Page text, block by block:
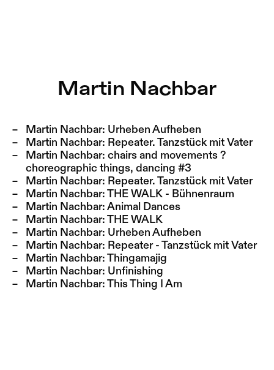
Jump to Current
Jobs
2025/26
Martin Nachbar
Martin Nachbar: Urheben Aufheben
Martin Nachbar: Repeater. Tanzstück mit Vater
Martin Nachbar: chairs and movements ?
choreographic things, dancing #3
Martin Nachbar: Repeater. Tanzstück mit Vater
Martin Nachbar: THE WALK - Bühnenraum
Martin Nachbar: Animal Dances
Martin Nachbar: THE WALK
Martin Nachbar: Urheben Aufheben
Martin Nachbar: Repeater - Tanzstück mit Vater
Martin Nachbar: Thingamajig
Martin Nachbar: Unfinishing
Martin Nachbar: This Thing I Am